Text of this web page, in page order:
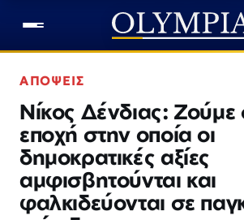
ΑΠΟΨΕΙΣ
Νίκος Δένδιας: Ζούμε
εποχή στην οποία οι
δημοκρατικές αξίες
αμφισβητούνται και
φαλκιδεύονται σε